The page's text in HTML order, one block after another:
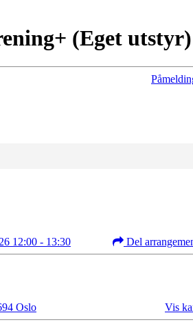
(Eget utstyr)
12:00 - 13:30 Del
Oslo Vis